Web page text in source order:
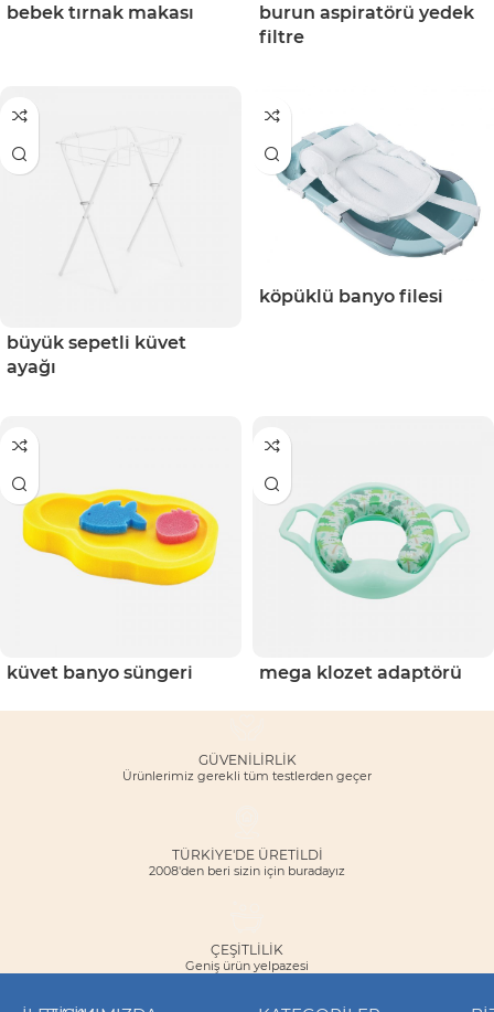
bebek tırnak makası
burun aspiratörü yedek
filtre
büyük sepetli küvet
ayağı
köpüklü banyo filesi
küvet banyo süngeri mega klozet adaptörü
GÜVENILIRLIK
Ürünlerimiz gerekli tüm testlerden geçer
TÜRKİYE'DE ÜRETİLDİ
2008'den beri sizin için buradayız
ÇEŞITLILIK
Geniş ürün yelpazesi